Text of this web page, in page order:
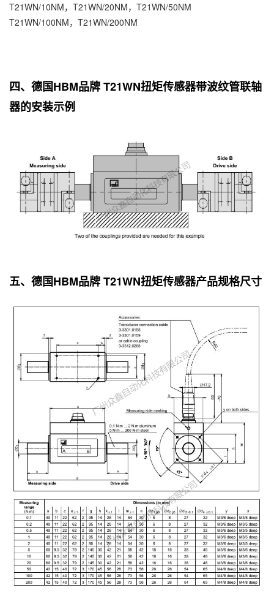
T21WN/10NM，T21WN/20NM，T21WN/50NM
T21WN/100NM，T21WN/200NM
四、德国HBM品牌 T21WN扭矩传感器带波纹管联轴
器的安装示例
五、德国HBM品牌 T21WN扭矩传感器产品规格尺寸